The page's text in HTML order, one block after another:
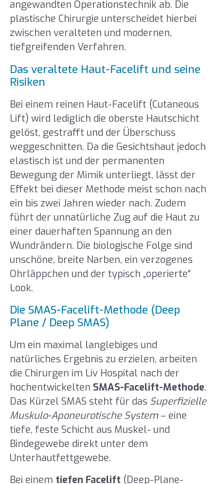
angewandten Operationstechnik ab. Die
plastische Chirurgie unterscheidet hierbei
zwischen veralteten und modernen,
tiefgreifenden Verfahren.
Das veraltete Haut-Facelift und seine
Risiken
Bei einem reinen Haut-Facelift (Cutaneous
Lift) wird lediglich die oberste Hautschicht
gelöst, gestrafft und der Überschuss
weggeschnitten. Da die Gesichtshaut jedoch
elastisch ist und der permanenten
Bewegung der Mimik unterliegt, lässt der
Effekt bei dieser Methode meist schon nach
ein bis zwei Jahren wieder nach. Zudem
führt der unnatürliche Zug auf die Haut zu
einer dauerhaften Spannung an den
Wundrändern. Die biologische Folge sind
unschöne, breite Narben, ein verzogenes
Ohrläppchen und der typisch „operierte“
Look.
Die SMAS-Facelift-Methode (Deep
Plane / Deep SMAS)
Um ein maximal langlebiges und
natürliches Ergebnis zu erzielen, arbeiten
die Chirurgen im Liv Hospital nach der
hochentwickelten SMAS-Facelift-Methode.
Das Kürzel SMAS steht für das Superfizielle
Muskulo-Aponeurotische System– eine
tiefe, feste Schicht aus Muskel- und
Bindegewebe direkt unter dem
Unterhautfettgewebe.
Bei einem tiefen Facelift (Deep-Plane-